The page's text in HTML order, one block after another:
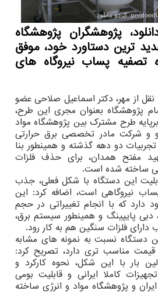
پژوهشگران پژوهشگاه
ترین دستاورد خود، موفق
پساب نیروگاه های
نقل از مهر، دکتر اسماعیل صلاحی عضو
پژوهشگاه بعنوان مجری این طرح،
طرح مشترک بین پژوهشگاه مواد
و شرکت مادر تخصصی برق حرارتی
تجربیات دو دهه گذشته و همینطور بنا
مفتح همدان، برای حذف فلزات
ساخته شده است.
این دستگاه با شکل فعلی، جذب
نیروگاهی است، اضافه کرد: این
دارد که با انجام تغییراتی در حجم
دبی پایپینگ و همینطور سیستم برق،
دارای فلزات سنگین هم به کار رود.
دستگاه نسبت به نمونه های مشابه
قیمت مناسب تری دارد، تصریح کرد:
بار با این شکل، نحوه کارکرد و
کاملا ایرانی و قابلیت بومی
و پژوهشگاه مواد و انرژی ساخته